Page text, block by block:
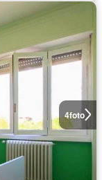
4foto